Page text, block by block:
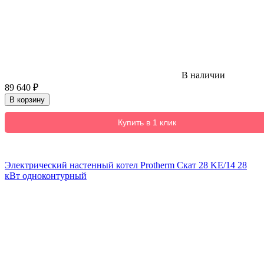
В наличии
89 640 ₽
В корзину
Купить в 1 клик
Электрический настенный котел Protherm Скат 28 KE/14 28
кВт одноконтурный